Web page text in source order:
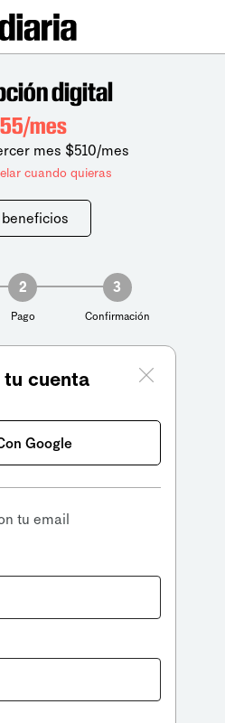
digital
mes
mes $510/mes
cuando quieras
2
Pago
3
Confirmación
tu cuenta
Google
tu email